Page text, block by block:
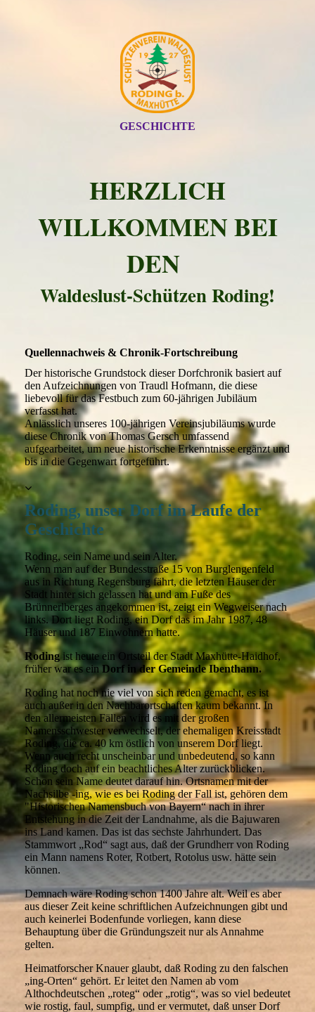
GESCHICHTE
HERZLICH
WILLKOMMEN BEI
DEN
Waldeslust-Schützen Roding!
Quellennachweis & Chronik-Fortschreibung
Der historische Grundstock dieser Dorfchronik basiert auf
den Aufzeichnungen von Traudl Hofmann, die diese
liebevoll für das Festbuch zum 60-jährigen Jubiläum
verfasst hat.
Anlässlich unseres 100-jährigen Vereinsjubiläums wurde
diese Chronik von Thomas Gersch umfassend
aufgearbeitet, um neue historische Erkenntnisse ergänzt und
bis in die Gegenwart fortgeführt.
Roding, unser Dorf im Laufe der
Geschichte
Roding, sein Name und sein Alter.
Wenn man auf der Bundesstraße 15 von Burglengenfeld
aus in Richtung Regensburg fährt, die letzten Häuser der
Stadt hinter sich gelassen hat und am Fuße des
Brünnerlberges angekommen ist, zeigt ein Wegweiser nach
links. Dort liegt Roding, ein Dorf das im Jahr 1987, 48
Häuser und 187 Einwohnern hatte.
Rodingist heute ein Ortsteil der Stadt Maxhütte-Haidhof,
früher war es ein Dorf in der Gemeinde Ibenthann.
Roding hat noch nie viel von sich reden gemacht, es ist
auch außer in den Nachbarortschaften kaum bekannt. In
den allermeisten Fällen wird es mit der großen
Namensschwester verwechselt, der ehemaligen Kreisstadt
Roding, die ca. 40 km östlich von unserem Dorf liegt.
Wenn auch recht unscheinbar und unbedeutend, so kann
Roding doch auf ein beachtliches Alter zurückblicken.
Schon sein Name deutet darauf hin. Ortsnamen mit der
Nachsilbe -ing, wie es bei Roding der Fall ist, gehören dem
"Historischen Namensbuch von Bayern“ nach in ihrer
Entstehung in die Zeit der Landnahme, als die Bajuwaren
ins Land kamen. Das ist das sechste Jahrhundert. Das
Stammwort „Rod“ sagt aus, daß der Grundherr von Roding
ein Mann namens Roter, Rotbert, Rotolus usw. hätte sein
können.
Demnach wäre Roding schon 1400 Jahre alt. Weil es aber
aus dieser Zeit keine schriftlichen Aufzeichnungen gibt und
auch keinerlei Bodenfunde vorliegen, kann diese
Behauptung über die Gründungszeit nur als Annahme
gelten.
Heimatforscher Knauer glaubt, daß Roding zu den falschen
„ing-Orten“ gehört. Er leitet den Namen ab vom
Althochdeutschen „roteg“ oder „rotig“, was so viel bedeutet
wie rostig, faul, sumpfig, und er vermutet, daß unser Dorf